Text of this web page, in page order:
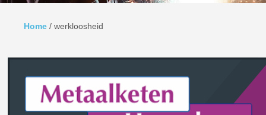
Home / werkloosheid